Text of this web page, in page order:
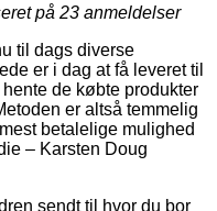
på 23 anmeldelser
til dags diverse
er i dag at få leveret til
de købte produkter
er altså temmelig
betalelige mulighed
– Karsten Doug
sendt til hvor du bor